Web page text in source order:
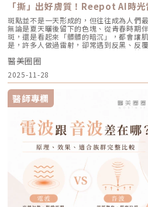
低，並獲得歐盟CE安全認證。Profhilo璞
程，不以填充為主，而是提升肌膚自癒力
如果你渴望不影響生活的微創保養，並希
對值得你列入考量。在選擇療程前，務必
合方案，才能真正達到年輕又自然的理想
原廠產品，是安全變美的不二法門。★溫
非單純的商業交易，所有的療程都伴隨著
選擇合適的醫療方案，以確保安全與健康。
進毛囊正常角化，並大幅減少發炎反應與
次打擊痘痘的四大成因，對於嚴重型、結
（包含抗生素、外用藥膏）無效的頑固型
性。需注意事項：伴隨較明顯的副作用，
皮、眼睛乾澀等。此外，孕婦絕對禁用（
師定期抽血監測肝功能與血脂，且通常需
標準的累積劑量。CAPRI 藍雷射與
「雷射波長」與「對油脂的吸收破壞力」
殺菌」的雙效機制，適合用來對付輕中度
1726nm 的戰痘雷射則是專為「阻斷皮脂
出油源頭，因此更適合用來拯救中重度發
的頑固型痘痘肌。誰最適合打 AviClear 戰
況，AviClear 將會是非常值得評估的投資
經吃過口服 A 酸但無法忍受乾燥脫皮，或
的人。 備孕中或哺乳中的女性：口服 A
避孕一段時間；而戰痘雷射純粹是物理性
孕婦本身基於安全考量，雷射療程前仍須
粗大者：即使目前沒有嚴重的發炎痘痘，
根本減少出油量的人。 作息不正常、壓力
大導致賀爾蒙波動，進而反覆在下巴、兩
能有效阻斷復發。 深色肌膚患者：過去
射）在深色肌膚上容易引發熱傷害或色素
1726nm 波長針對的是「油脂」而非「
膚色分類的 I 到 VI 型（包含極深色肌膚
射 常見 QA 總整理在決定進行療程前，
壞皮脂膜時，蟎蟲就會大量異常繁殖。牠
排泄物與屍體會引發毛囊發炎，進而把毛
毛孔不失控？雖然保養品無法讓已經擴大
家保養，能幫助控制毛孔不再進一步擴張
和清潔，不過度刺激：選擇胺基酸系等溫
可。避免頻繁使用磨砂或強力去角質產品
度使用酸類，幫助代謝角質：對於油脂分
專業建議下使用酸類保養品： 水楊酸（
油脂代謝，常用於黑頭與粉刺調理。 果酸
作用於表層角質更新，改善肌膚粗糙。 杏
脂特性，屬較溫和的酸類選擇。3. 抗老成
究較完整的抗老成分之一，可促進表皮更
於老化型毛孔與膚質粗糙有一定幫助。但
度、循序漸進方式建立耐受。4. 防曬是關
失與肌膚老化的重要因素之一。長期日曬
應確實做好防曬（塗抹防曬乳或物理性遮
粗大？如果你期待的是肉眼可見的改善幅
療程通常會是更直接且具效率的選擇之一
不同成因的毛孔問題都有相對應的解方！
（HydraFacial）原理：屬於非侵入性的
術，溫和無痛地吸出毛孔深層的黑頭、白
度的保濕與抗氧化精華。適合誰：出油粉
為重要活動前的急救保養者。效果與特色
吸」的潔淨感，毛孔因為髒污被清空並喝
「撕」出好膚質！Reepot AI時
斑點並不是一天形成的，但往往成為人們
無論是夏天曬後留下的色塊、從青春時期
斑，還是看起來「髒髒的暗沉」，都會讓
是，許多人做過雷射，卻常遇到反黑、反
影。 Reepot AI時光雷射（仿單名為「蕾
字第 037165 號）自 2025 年 7 月上市後
療領域重要新進展。它重新定義了傳統除
「燒灼式破壞」，轉變為更精準、更可控
像分析與超冷卻保護，使治療不僅更安全
效率。對於過去因反黑、修復期長或效果
的出現為除斑帶來全新的可能。 這篇文章
作？和你聽過的皮秒、傳統雷射有什麼不
術後照護、價格又是多少呢？希望能讓你
考。為什麼斑點這麼難纏？了解色素成因
人以為斑點只是「曬太陽造成的色塊」，
有不同來源。色素形成的原因多元，深度
不能以單一方式應對。常見的斑點來源包
曬會刺激黑色素細胞活躍，形成曬斑、雀
因素有些人天生黑色素細胞較敏感，斑點
蒙波動包含懷孕、避孕藥、壓力、作息不
知的肝斑。四、發炎後色素沉澱（PIH）
可能留下深淺不一的色沉。以上原因造成
與「分布」，也使除斑變得不再只是把黑
醫美圈圈
2025-11-28
醫師專欄